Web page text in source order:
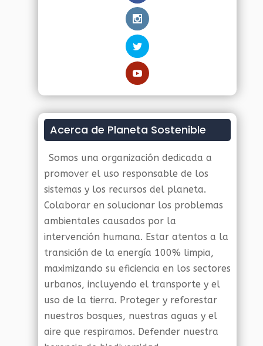
Acerca de Planeta Sostenible
Somos una organización dedicada a
promover el uso responsable de los
sistemas y los recursos del planeta.
Colaborar en solucionar los problemas
ambientales causados por la
intervención humana. Estar atentos a la
transición de la energía 100% limpia,
maximizando su eficiencia en los sectores
urbanos, incluyendo el transporte y el
uso de la tierra. Proteger y reforestar
nuestros bosques, nuestras aguas y el
aire que respiramos. Defender nuestra